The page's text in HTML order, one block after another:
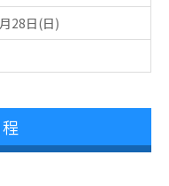
28日(日)